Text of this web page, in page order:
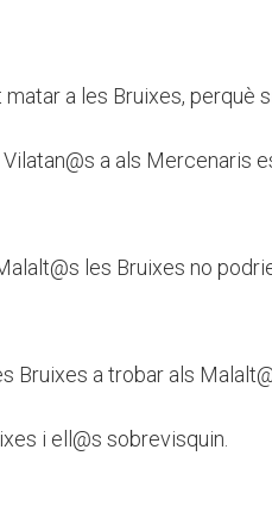
a les Bruixes, perquè
a als Mercenaris
les Bruixes no
Bruixes a trobar als
i ell@s sobrevisquin.